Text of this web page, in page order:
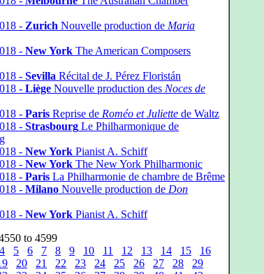
- Zurich Nouvelle production de Maria
- New York The American Composers
- Sevilla Récital de J. Pérez Floristán
- Liège Nouvelle production des Noces de
- Paris Reprise de Roméo et Juliette de Waltz
- Strasbourg Le Philharmonique de
- New York Pianist A. Schiff
- New York The New York Philharmonic
- Paris La Philharmonie de chambre de Brême
- Milano Nouvelle production de Don
- New York Pianist A. Schiff
to 4599
4 5 6 7 8 9 10 11 12 13 14 15
16
20 21 22 23 24 25 26 27 28
29